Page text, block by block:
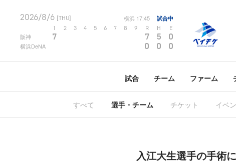
2026/8/6 [THU] 横浜 17:45 試合中
2 3 4 5 6 7 8 9 R H E
阪神 7 7 5 0
横浜DeNA 0 0 0
試合 チーム ファーム
すべて 選手・チーム チケット イベ
入江大生選手の手術